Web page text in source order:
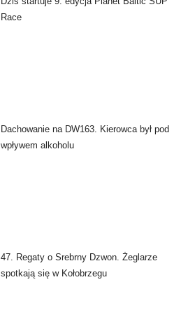
Race
Dachowanie na DW163. Kierowca był pod
wpływem alkoholu
47. Regaty o Srebrny Dzwon. Żeglarze
spotkają się w Kołobrzegu